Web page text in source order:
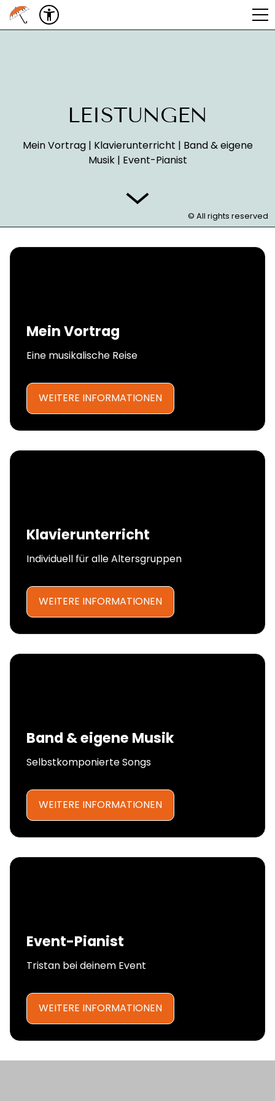
LEISTUNGEN
Mein Vortrag | Klavierunterricht | Band & eigene
Musik | Event-Pianist
© All rights reserved
Mein Vortrag
Eine musikalische Reise
WEITERE INFORMATIONEN
Klavierunterricht
Individuell für alle Altersgruppen
WEITERE INFORMATIONEN
Band & eigene Musik
Selbstkomponierte Songs
WEITERE INFORMATIONEN
Event-Pianist
Tristan bei deinem Event
WEITERE INFORMATIONEN